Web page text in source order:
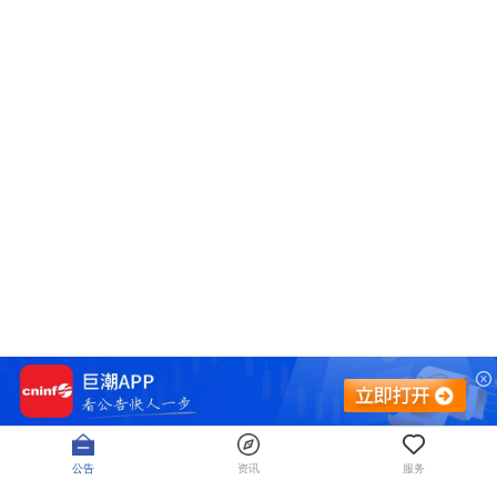
公告 资讯 服务